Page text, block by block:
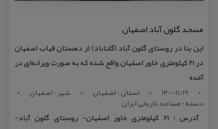
مسجد گلون آباد اصفهان
این بنا در روستای گلون آباد (گلناباد) از دهستان قهاب اصفهان
در ۲۱ كیلومتری خاور اصفهان واقع شده كه به صورت ویرانه‌ای در
آمده
1400/11/19
استان : اصفهان شهر : اصفهان
دسته : مساجد تاریخی ایران
آدرس : ۲۱ كیلومتری خاور اصفهان- روستای گلون آباد-